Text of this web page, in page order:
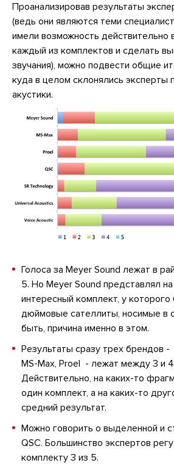
Проанализировав результаты
(ведь они являются теми
имели возможность действительно
каждый из комплектов и сделать
звучания), можно подвести общие
куда в целом склонялись эксперты
акустики.
Голоса за Meyer Sound лежат в
5. Но Meyer Sound представлял
интересный комплект, у
дюймовые сателлиты, носимые в
быть, причина именно в этом.
Результаты сразу трех брендов
MS-Max, Proel - лежат между 3 и
Действительно, на каких-то
один комплект, а на каких-то
средний результат.
Можно говорить о выделенной и
QSC. Большинство экспертов
комплекту 3 из 5.